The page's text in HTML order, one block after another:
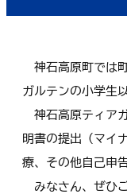
神石高原町では
ガルテンの小学生
神石高原ティア
明書の提出（マイ
療、その他自己申
みなさん、ぜひ